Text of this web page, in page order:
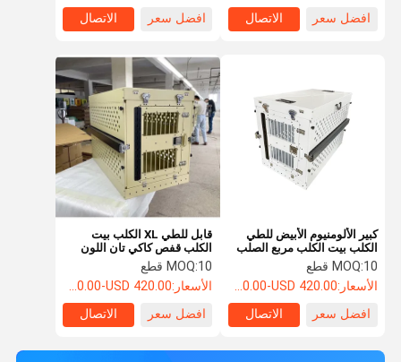
افضل سعر
الاتصال
افضل سعر
الاتصال
قابل للطي XL الكلب بيت
الكلب قفص كاكي تان اللون
بوصة
MOQ:10 قطع
الأسعار:USD 400.00-USD 420.00
افضل سعر
الاتصال
كبير الألومنيوم الأبيض للطي
الكلب بيت الكلب مربع الصلب
للطي قفص الحيوانات
MOQ:10 قطع
الأسعار:USD 400.00-USD 420.00
افضل سعر
الاتصال